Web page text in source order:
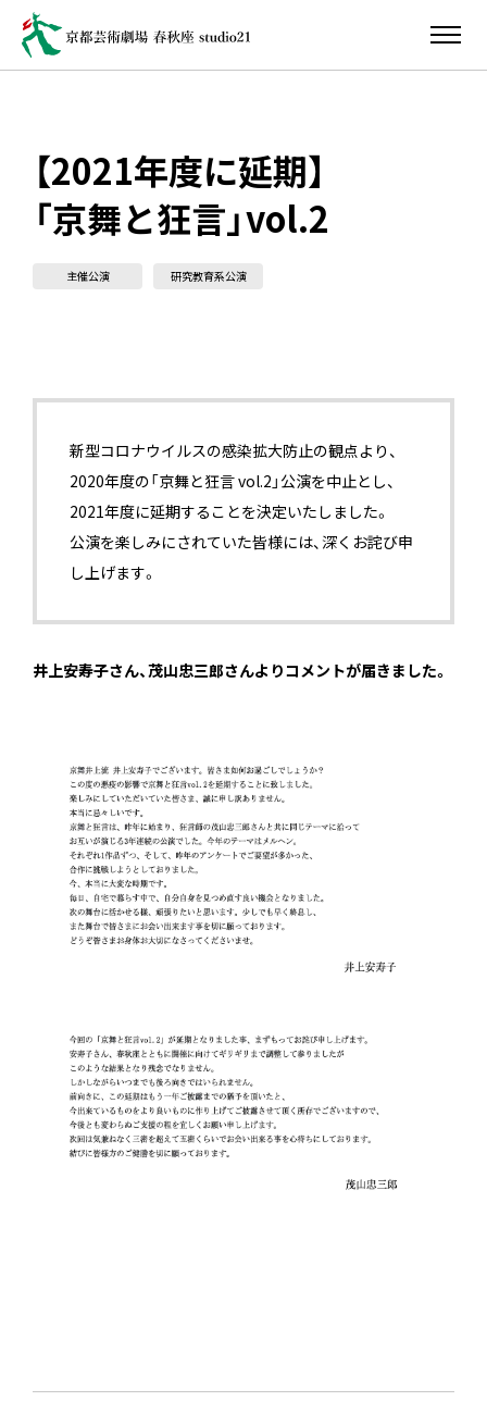
【2021年度に延期】
「京舞と狂言」vol.2
主催公演 研究教育系公演
新型コロナウイルスの感染拡大防止の観点より、
2020年度の「京舞と狂言 vol.2」公演を中止とし、
2021年度に延期することを決定いたしました。
公演を楽しみにされていた皆様には、深くお詫び申
し上げます。
井上安寿子さん、茂山忠三郎さんよりコメントが届きました。